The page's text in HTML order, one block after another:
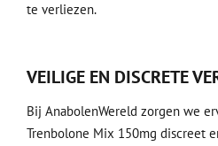
te verliezen.
VEILIGE EN DISCRETE
Bij AnabolenWereld zorgen we
Trenbolone Mix 150mg discreet